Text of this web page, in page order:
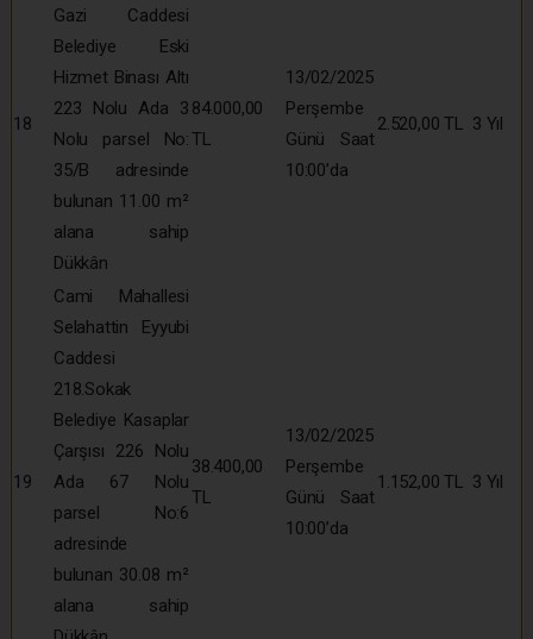
18
Gazi Caddesi
Belediye Eski
Hizmet Binası Altı
223 Nolu Ada 3
Nolu parsel No:
35/B adresinde
bulunan 11.00 m²
alana sahip
Dükkân
84.000,00
TL
13/02/2025
Perşembe
Günü Saat
10:00’da
2.520,00 TL 3 Yıl
19
Cami Mahallesi
Selahattin Eyyubi
Caddesi
218.Sokak
Belediye Kasaplar
Çarşısı 226 Nolu
Ada 67 Nolu
parsel No:6
adresinde
bulunan 30.08 m²
alana sahip
38.400,00
TL
13/02/2025
Perşembe
Günü Saat
10:00’da
1.152,00 TL 3 Yıl